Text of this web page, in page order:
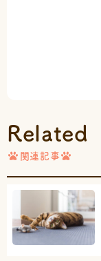
Related
関連記事